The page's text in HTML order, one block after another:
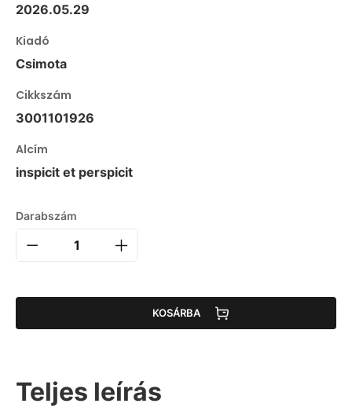
2026.05.29
Kiadó
Csimota
Cikkszám
3001101926
Alcím
inspicit et perspicit
Darabszám
KOSÁRBA
Teljes leírás